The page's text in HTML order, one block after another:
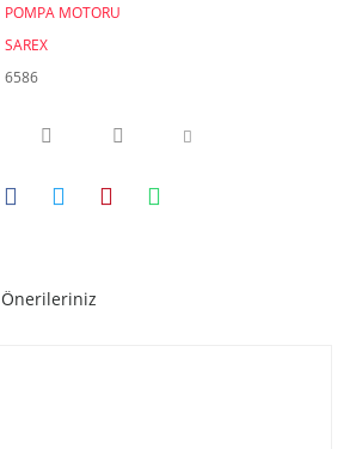
POMPA MOTORU
SAREX
6586
Önerileriniz